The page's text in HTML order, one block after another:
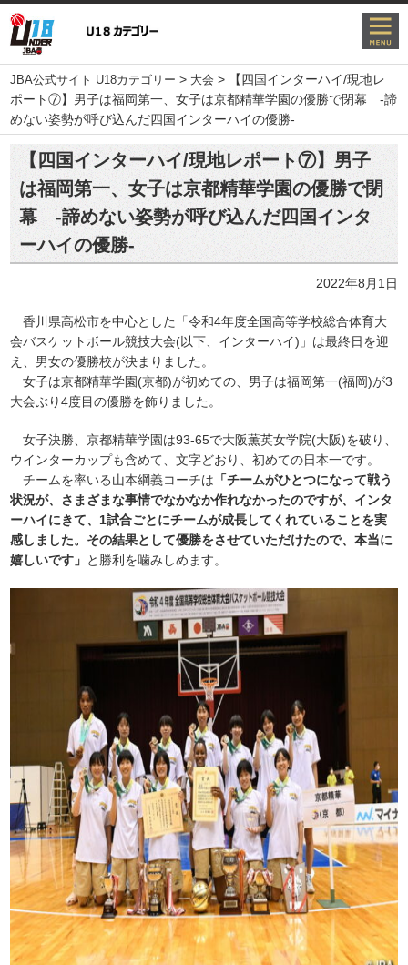
JBA公式サイト U18カテゴリー > 大会 >
【四国インターハイ/現地レ
ポート⑦】男子は福岡第一、女子は京都精華学園の優勝で閉幕 -諦
めない姿勢が呼び込んだ四国インターハイの優勝-
【四国インターハイ/現地レポート⑦】男子
は福岡第一、女子は京都精華学園の優勝で閉
幕 -諦めない姿勢が呼び込んだ四国インタ
ーハイの優勝-
2022年8月1日
香川県高松市を中心とした
「令和4年度全国高等学校総合体育大
会バスケットボール競技大会(以下、インターハイ)」 は最終日を迎
え、男女の優勝校が決まりました。
女子は京都精華学園(京都)が初めての、男子は福岡第一(福岡)が3
大会ぶり4度目の優勝を飾りました。
女子決勝、京都精華学園は93-65で大阪薫英女学院(大阪)を破り、
ウインターカップも含めて、文字どおり、初めての日本一です。
チームを率いる山本綱義コーチは 「チームがひとつになって戦う
状況が、さまざまな事情でなかなか作れなかったのですが、インタ
ーハイにきて、1試合ごとにチームが成長してくれていることを実
感しました。その結果として優勝をさせていただけたので、本当に
嬉しいです」 と勝利を噛みしめます。